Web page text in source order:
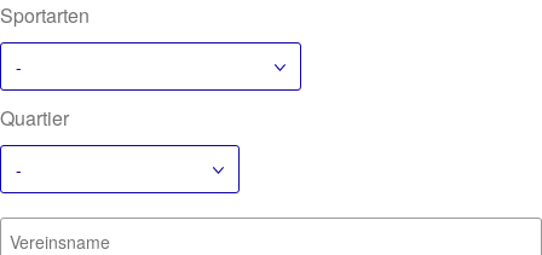
Sportarten
-
Quartier
-
Vereinsname